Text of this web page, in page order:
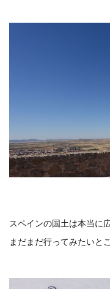
スペインの国土は本当に
まだまだ行ってみたいと